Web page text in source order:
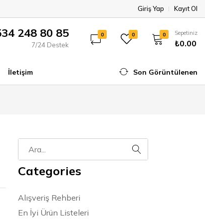
Giriş Yap Kayıt Ol
248 80 85
7/24 Destek
0 0 0 Sepetiniz
₺0.00
İletişim Son Görüntülenen
Categories
Alışveriş Rehberi
En İyi Ürün Listeleri